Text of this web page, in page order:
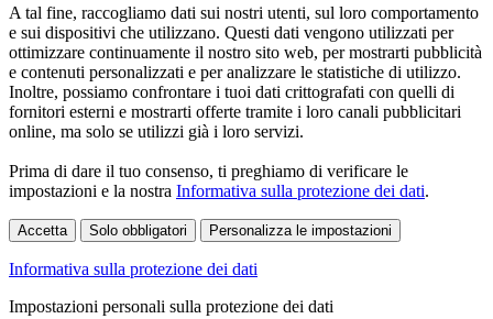
A tal fine, raccogliamo dati sui nostri utenti, sul loro comportamento
e sui dispositivi che utilizzano. Questi dati vengono utilizzati per
ottimizzare continuamente il nostro sito web, per mostrarti pubblicità
e contenuti personalizzati e per analizzare le statistiche di utilizzo.
Inoltre, possiamo confrontare i tuoi dati crittografati con quelli di
fornitori esterni e mostrarti offerte tramite i loro canali pubblicitari
online, ma solo se utilizzi già i loro servizi.
Prima di dare il tuo consenso, ti preghiamo di verificare le
impostazioni e la nostra Informativa sulla protezione dei dati.
Accetta Solo obbligatori Personalizza le impostazioni
Informativa sulla protezione dei dati
Impostazioni personali sulla protezione dei dati